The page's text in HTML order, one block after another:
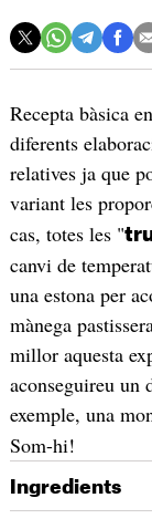
Recepta bàsica
diferents
relatives ja que
variant les
cas, totes les "
canvi de
una estona per
mànega
millor aquesta
aconseguireu un
exemple, una
Som-hi!
Ingredients